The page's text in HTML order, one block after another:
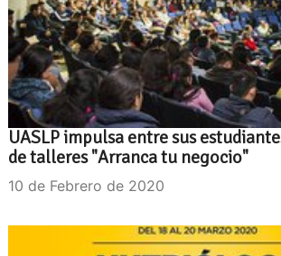
UASLP impulsa entre sus
de talleres "Arranca tu negocio"
10 de Febrero de 2020